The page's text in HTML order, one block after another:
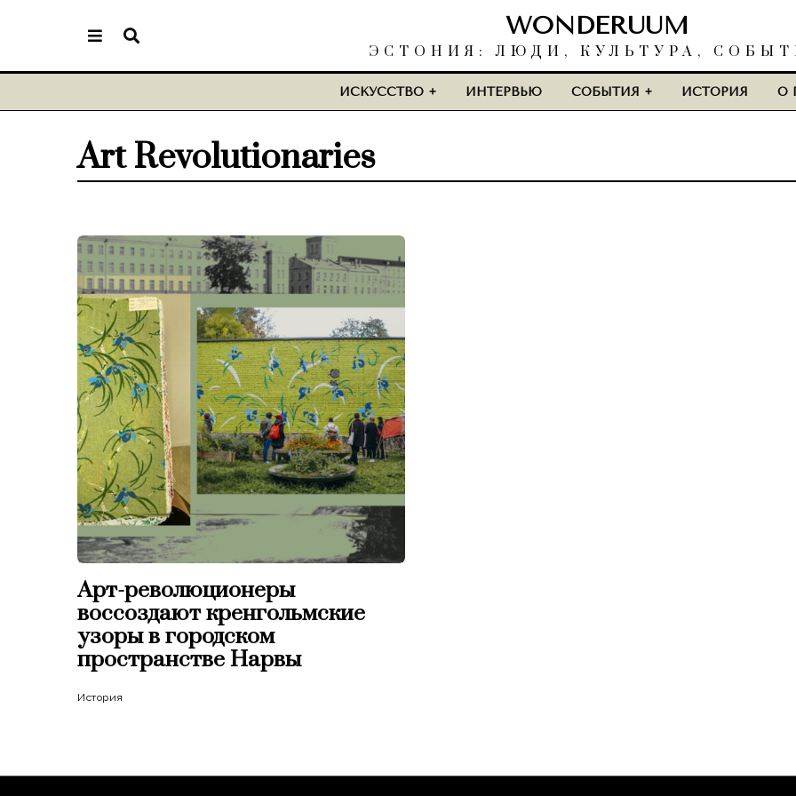
WONDERUUM
ЭСТОНИЯ: ЛЮДИ, КУЛЬТУРА,
ИСКУССТВО ИНТЕРВЬЮ СОБЫТИЯ ИСТОРИЯ О
Art Revolutionaries
Арт-революционеры
воссоздают кренгольмские
узоры в городском
пространстве Нарвы
История